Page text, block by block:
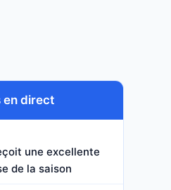
en direct
une excellente
de la saison